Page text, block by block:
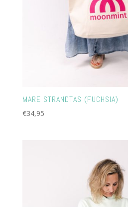
MARE STRANDTAS (FUCHSIA)
€34,95